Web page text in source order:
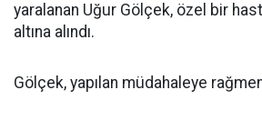
yaralanan Uğur Gölçek, özel bir
altına alındı.
Gölçek, yapılan müdahaleye